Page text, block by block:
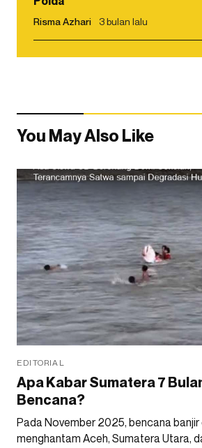
Risma Azhari 3 bulan lalu
You May Also Like
EDITORIAL
Apa Kabar Sumatera 7
Bencana?
Pada November 2025, bencana
menghantam Aceh, Sumatera Utara,